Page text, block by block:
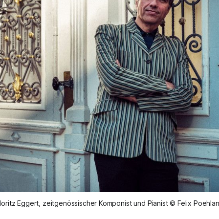
Eggert, zeitgenössischer Komponist und Pianist © Felix